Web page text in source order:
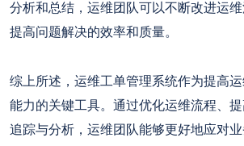
分析和总结，运维团队可以不断改进运维
提高问题解决的效率和质量。
综上所述，运维工单管理系统作为提高
能力的关键工具。通过优化运维流程、
追踪与分析，运维团队能够更好地应对